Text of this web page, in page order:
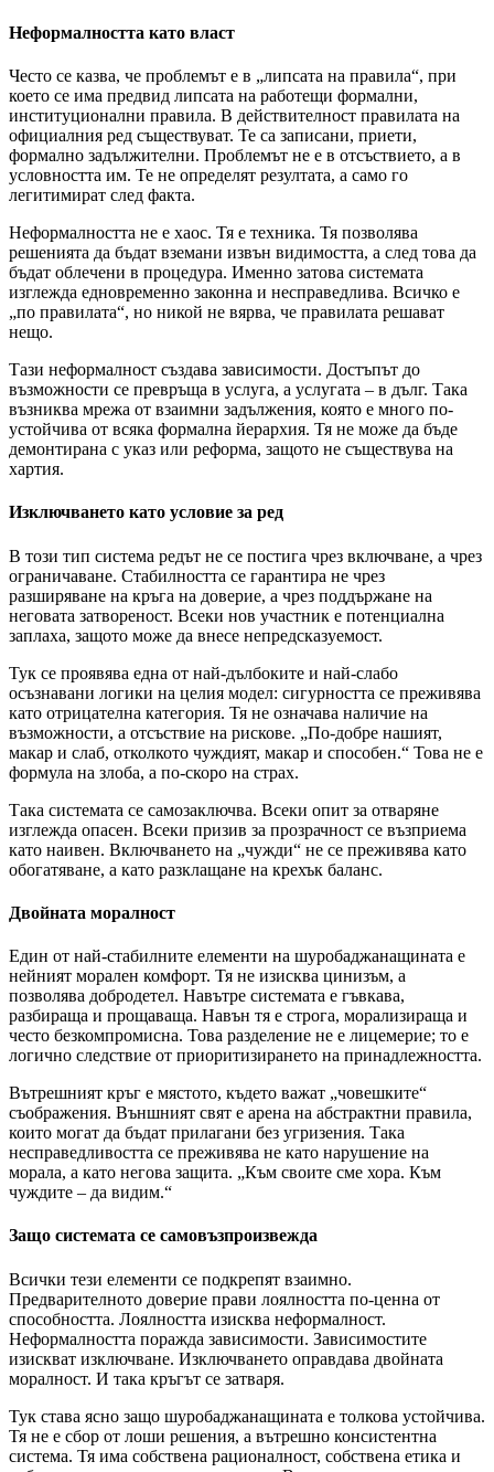
Неформалността като власт
Често се казва, че проблемът е в „липсата на правила“, при
което се има предвид липсата на работещи формални,
институционални правила. В действителност правилата на
официалния ред съществуват. Те са записани, приети,
формално задължителни. Проблемът не е в отсъствието, а в
условността им. Те не определят резултата, а само го
легитимират след факта.
Неформалността не е хаос. Тя е техника. Тя позволява
решенията да бъдат вземани извън видимостта, а след това да
бъдат облечени в процедура. Именно затова системата
изглежда едновременно законна и несправедлива. Всичко е
„по правилата“, но никой не вярва, че правилата решават
нещо.
Тази неформалност създава зависимости. Достъпът до
възможности се превръща в услуга, а услугата – в дълг. Така
възниква мрежа от взаимни задължения, която е много по-
устойчива от всяка формална йерархия. Тя не може да бъде
демонтирана с указ или реформа, защото не съществува на
хартия.
Изключването като условие за ред
В този тип система редът не се постига чрез включване, а чрез
ограничаване. Стабилността се гарантира не чрез
разширяване на кръга на доверие, а чрез поддържане на
неговата затвореност. Всеки нов участник е потенциална
заплаха, защото може да внесе непредсказуемост.
Тук се проявява една от най-дълбоките и най-слабо
осъзнавани логики на целия модел: сигурността се преживява
като отрицателна категория. Тя не означава наличие на
възможности, а отсъствие на рискове. „По-добре нашият,
макар и слаб, отколкото чуждият, макар и способен.“ Това не е
формула на злоба, а по-скоро на страх.
Така системата се самозаключва. Всеки опит за отваряне
изглежда опасен. Всеки призив за прозрачност се възприема
като наивен. Включването на „чужди“ не се преживява като
обогатяване, а като разклащане на крехък баланс.
Двойната моралност
Един от най-стабилните елементи на шуробаджанащината е
нейният морален комфорт. Тя не изисква цинизъм, а
позволява добродетел. Навътре системата е гъвкава,
разбираща и прощаваща. Навън тя е строга, морализираща и
често безкомпромисна. Това разделение не е лицемерие; то е
логично следствие от приоритизирането на принадлежността.
Вътрешният кръг е мястото, където важат „човешките“
съображения. Външният свят е арена на абстрактни правила,
които могат да бъдат прилагани без угризения. Така
несправедливостта се преживява не като нарушение на
морала, а като негова защита. „Към своите сме хора. Към
чуждите – да видим.“
Защо системата се самовъзпроизвежда
Всички тези елементи се подкрепят взаимно.
Предварителното доверие прави лоялността по-ценна от
способността. Лоялността изисква неформалност.
Неформалността поражда зависимости. Зависимостите
изискват изключване. Изключването оправдава двойната
моралност. И така кръгът се затваря.
Тук става ясно защо шуробаджанащината е толкова устойчива.
Тя не е сбор от лоши решения, а вътрешно консистентна
система. Тя има собствена рационалност, собствена етика и